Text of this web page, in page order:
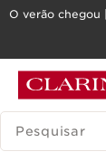
SALTAR
O verão chegou |
PESQUISAR